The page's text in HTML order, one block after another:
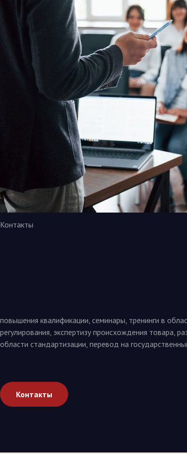
Контакты
повышения квалификации, семинары, тренинги в
регулирования, экспертизу происхождения товара,
области стандартизации, перевод на
Контакты